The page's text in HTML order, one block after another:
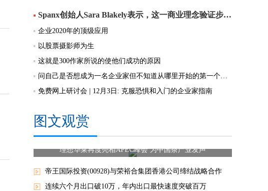
Spanx创始人Sara Blakely表示，这一商业理念验证步骤可能是一个大错误
企业2020年的顶级应用
以股票摄影师为生
这就是300作家所说的使他们成功的原因
问自己是否想成为一名企业家但不知道从哪里开始的第一个问题
免费网上研讨会 | 12月3日: 克服恐惧和入门的企业家指南
图文观赏
理想华莱再度亮相APEC峰会 为中国茶产业发声
帝王国际投资(00928)与荣裕合集团香港公司缔结战略合作
连续六个月出口破10万，年内出口最快速度突破百万